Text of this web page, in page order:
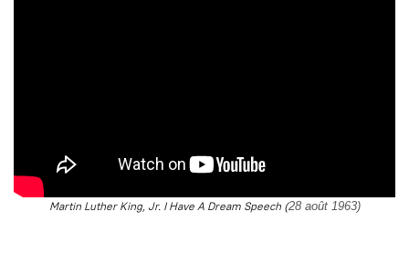
Martin Luther King, Jr. I Have A Dream Speech (28 août 1963)